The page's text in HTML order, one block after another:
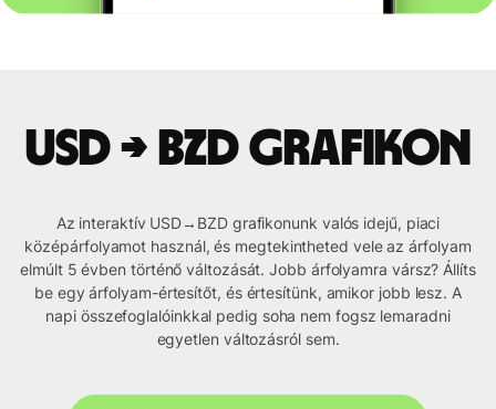
USD → BZD grafikon
Az interaktív USD→BZD grafikonunk valós idejű, piaci
középárfolyamot használ, és megtekintheted vele az árfolyam
elmúlt 5 évben történő változását. Jobb árfolyamra vársz? Állíts
be egy árfolyam-értesítőt, és értesítünk, amikor jobb lesz. A
napi összefoglalóinkkal pedig soha nem fogsz lemaradni
egyetlen változásról sem.